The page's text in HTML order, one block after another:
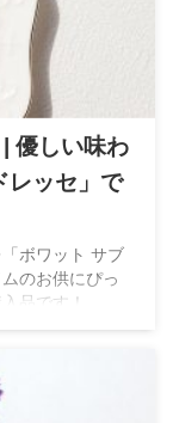
優しい味わ
レッセ」で
ボワット サブ
のお供にぴっ
品です！